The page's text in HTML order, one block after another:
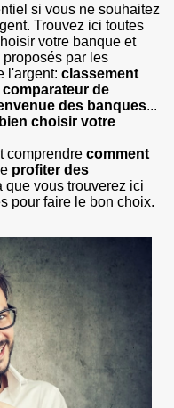
si vous ne souhaitez
Trouvez ici toutes
votre banque et
par les
l'argent: classement
comparateur de
des banques...
choisir votre
comprendre comment
profiter des
que vous trouverez ici
pour faire le bon choix.